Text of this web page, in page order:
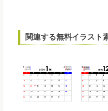
関連する無料イラスト